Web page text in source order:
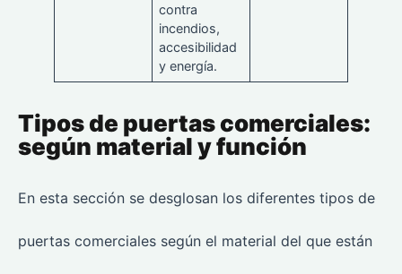
contra
incendios,
accesibilidad
y energía.
Tipos de puertas comerciales:
según material y función
En esta sección se desglosan los diferentes tipos de
puertas comerciales según el material del que están